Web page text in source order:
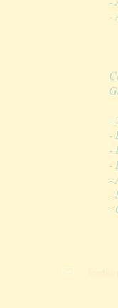
-
-
-
-
-
-
-
-